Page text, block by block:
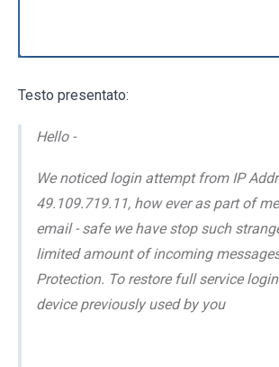
Testo presentato:
Hello -
We noticed login attempt from IP
49.109.719.11, how ever as part of
email - safe we have stop such
limited amount of incoming
Protection. To restore full service
device previously used by you